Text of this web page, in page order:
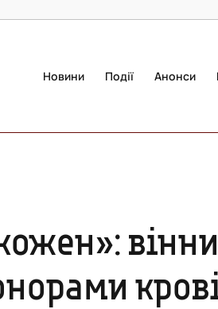
Новини Події Анонси